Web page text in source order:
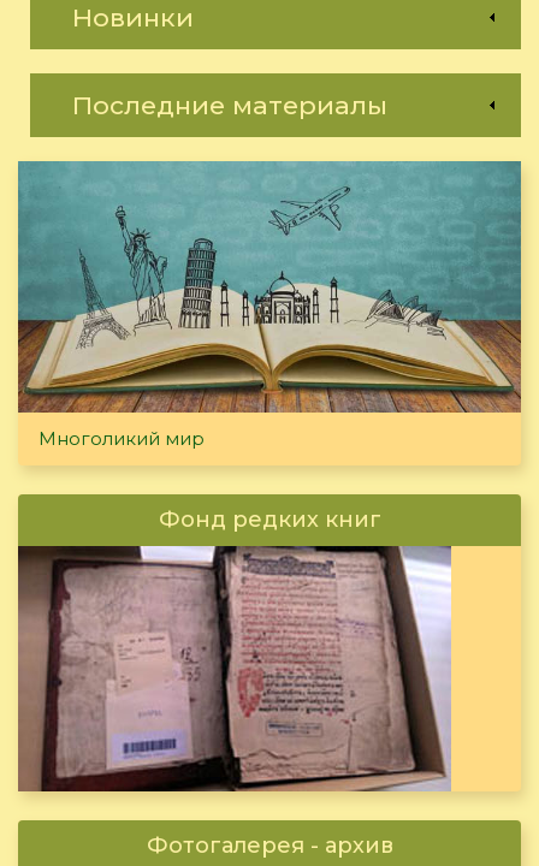
Новинки
Последние материалы
Многоликий мир
Фонд редких книг
Фотогалерея - архив